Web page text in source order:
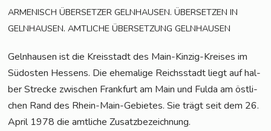
ARMENISCH ÜBERSETZER GELNHAUSEN.ÜBERSETZEN IN
GELNHAUSEN.AMTLICHE ÜBERSETZUNG GELNHAUSEN
Geln­hau­sen ist die Kreis­stadt des Main-Kin­zig-Krei­ses im
Süd­os­ten Hes­sens. Die ehe­ma­li­ge Reichs­stadt liegt auf hal­
ber Stre­cke zwi­schen Frank­furt am Main und Ful­da am öst­li­
chen Rand des Rhein-Main-Gebie­tes. Sie trägt seit dem 26.
April 1978 die amt­li­che Zusatzbezeichnung.